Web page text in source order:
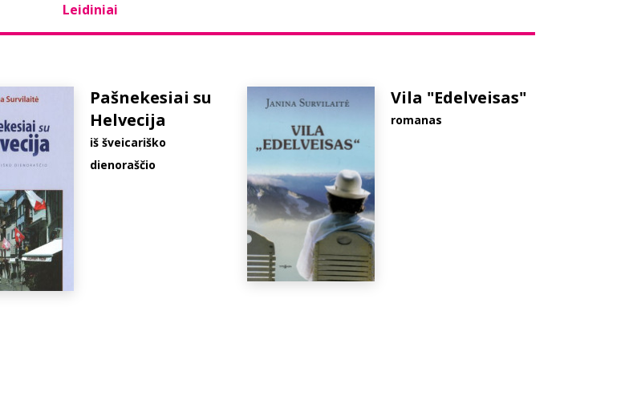
Leidiniai
Pašnekesiai su
Helvecija
iš šveicariško
dienoraščio
Vila "Edelveisas"
romanas